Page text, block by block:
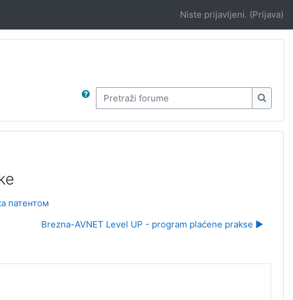
Niste prijavljeni. (Prijava)
Pretraži forume
патентом
Brezna-AVNET Level UP - program plaćene prakse ▶︎